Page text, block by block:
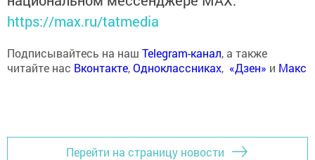
https://max.ru/tatmedia
Подписывайтесь на наш Telegram-канал, а также
читайте нас Вконтакте,Одноклассниках, «Дзен» и Макс
Перейти на страницу новости